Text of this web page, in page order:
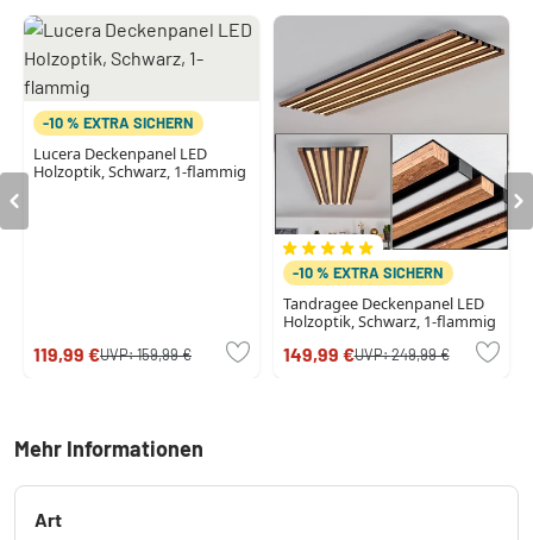
-10 % EXTRA SICHERN
Lucera Deckenpanel LED
Holzoptik, Schwarz, 1-flammig
119,99 €UVP:159,99 €
-10 % EXTRA SICHERN
Tandragee Deckenpanel LED
Holzoptik, Schwarz, 1-flammig
149,99 €UVP:249,99 €
Mehr Informationen
Art